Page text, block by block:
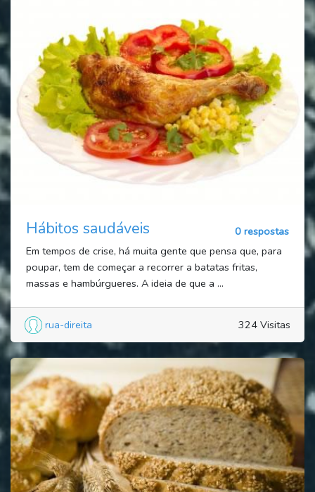
Hábitos saudáveis
0 respostas
Em tempos de crise, há muita gente que pensa que, para
poupar, tem de começar a recorrer a batatas fritas,
massas e hambúrgueres. A ideia de que a ...
rua-direita 324 Visitas